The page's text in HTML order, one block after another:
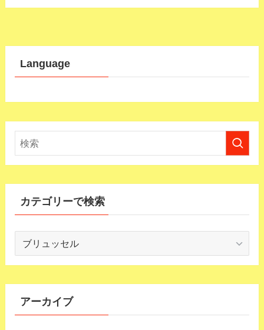
Language
カテゴリーで検索
ゴ
リ
ーアーカイブ